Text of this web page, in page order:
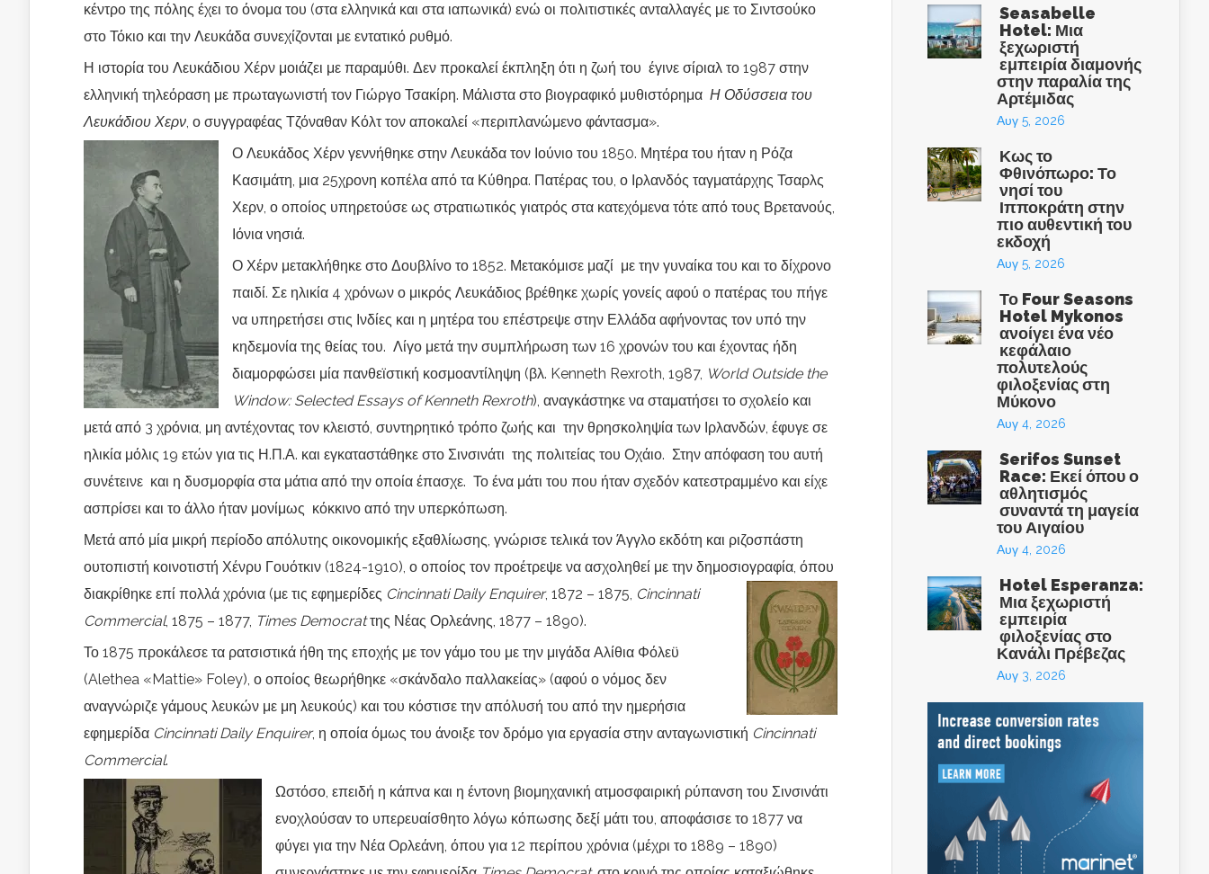
κέντρο της πόλης έχει το όνομα του (στα ελληνικά και στα ιαπωνικά) ενώ οι πολιτιστικές ανταλλαγές με το Σιντσούκο
στο Τόκιο και την Λευκάδα συνεχίζονται με εντατικό ρυθμό.
Η ιστορία του Λευκάδιου Χέρν μοιάζει με παραμύθι. Δεν προκαλεί έκπληξη ότι η ζωή του έγινε σίριαλ το 1987 στην
ελληνική τηλεόραση με πρωταγωνιστή τον Γιώργο Τσακίρη. Μάλιστα στο βιογραφικό μυθιστόρημα Η Οδύσσεια του
Λευκάδιου Χερν, ο συγγραφέας Τζόναθαν Κόλτ τον αποκαλεί «περιπλανώμενο φάντασμα».
Ο Λευκάδος Χέρν γεννήθηκε στην Λευκάδα τον Ιούνιο του 1850. Μητέρα του ήταν η Ρόζα
Κασιμάτη, μια 25χρονη κοπέλα από τα Κύθηρα. Πατέρας του, ο Ιρλανδός ταγματάρχης Τσαρλς
Χερν, ο οποίος υπηρετούσε ως στρατιωτικός γιατρός στα κατεχόμενα τότε από τους Βρετανούς,
Ιόνια νησιά.
Ο Χέρν μετακλήθηκε στο Δουβλίνο το 1852. Μετακόμισε μαζί με την γυναίκα του και το δίχρονο
παιδί. Σε ηλικία 4 χρόνων ο μικρός Λευκάδιος βρέθηκε χωρίς γονείς αφού ο πατέρας του πήγε
να υπηρετήσει στις Ινδίες και η μητέρα του επέστρεψε στην Ελλάδα αφήνοντας τον υπό την
κηδεμονία της θείας του. Λίγο μετά την συμπλήρωση των 16 χρονών του και έχοντας ήδη
διαμορφώσει μία πανθεϊστική κοσμοαντίληψη (βλ. Kenneth Rexroth, 1987, World Outside the
Window: Selected Essays of Kenneth Rexroth), αναγκάστηκε να σταματήσει το σχολείο και
μετά από 3 χρόνια, μη αντέχοντας τον κλειστό, συντηρητικό τρόπο ζωής και την θρησκοληψία των Ιρλανδών, έφυγε σε
ηλικία μόλις 19 ετών για τις Η.Π.Α. και εγκαταστάθηκε στο Σινσινάτι της πολιτείας του Οχάιο. Στην απόφαση του αυτή
συνέτεινε και η δυσμορφία στα μάτια από την οποία έπασχε. Το ένα μάτι του που ήταν σχεδόν κατεστραμμένο και είχε
ασπρίσει και το άλλο ήταν μονίμως κόκκινο από την υπερκόπωση.
Μετά από μία μικρή περίοδο απόλυτης οικονομικής εξαθλίωσης, γνώρισε τελικά τον Άγγλο εκδότη και ριζοσπάστη
ουτοπιστή κοινοτιστή Χένρυ Γουότκιν (1824-1910), ο οποίος τον προέτρεψε να ασχοληθεί με την δημοσιογραφία, όπου
διακρίθηκε επί πολλά χρόνια (με τις εφημερίδες Cincinnati Daily Enquirer, 1872 – 1875, Cincinnati
Commercial, 1875 – 1877, Times Democratτης Νέας Ορλεάνης, 1877 – 1890).
Το 1875 προκάλεσε τα ρατσιστικά ήθη της εποχής με τον γάμο του με την μιγάδα Αλίθια Φόλεϋ
(Alethea «Mattie» Foley), ο οποίος θεωρήθηκε «σκάνδαλο παλλακείας» (αφού ο νόμος δεν
αναγνώριζε γάμους λευκών με μη λευκούς) και του κόστισε την απόλυσή του από την ημερήσια
εφημερίδα Cincinnati Daily Enquirer, η οποία όμως του άνοιξε τον δρόμο για εργασία στην ανταγωνιστική Cincinnati
Commercial.
Ωστόσο, επειδή η κάπνα και η έντονη βιομηχανική ατμοσφαιρική ρύπανση του Σινσινάτι
ενοχλούσαν το υπερευαίσθητο λόγω κόπωσης δεξί μάτι του, αποφάσισε το 1877 να
φύγει για την Νέα Ορλεάνη, όπου για 12 περίπου χρόνια (μέχρι το 1889 – 1890)
Seasabelle
Hotel: Μια
ξεχωριστή
εμπειρία διαμονής
στην παραλία της
Αρτέμιδας
Αυγ 5, 2026
Κως το
Φθινόπωρο: Το
νησί του
Ιπποκράτη στην
πιο αυθεντική του
εκδοχή
Αυγ 5, 2026
Το Four Seasons
Hotel Mykonos
ανοίγει ένα νέο
κεφάλαιο
πολυτελούς
φιλοξενίας στη
Μύκονο
Αυγ 4, 2026
Serifos Sunset
Race: Εκεί όπου ο
αθλητισμός
συναντά τη μαγεία
του Αιγαίου
Αυγ 4, 2026
Hotel Esperanza:
Μια ξεχωριστή
εμπειρία
φιλοξενίας στο
Κανάλι Πρέβεζας
Αυγ 3, 2026